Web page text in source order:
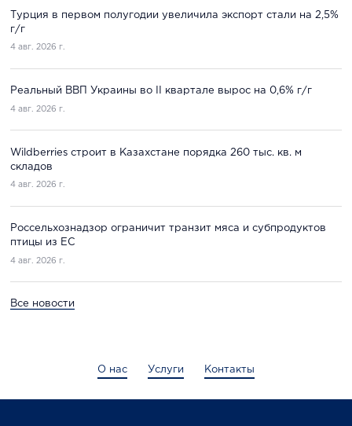
Турция в первом полугодии увеличила экспорт стали на 2,5%
г/г
4 авг. 2026 г.
Реальный ВВП Украины во II квартале вырос на 0,6% г/г
4 авг. 2026 г.
Wildberries строит в Казахстане порядка 260 тыс. кв. м
складов
4 авг. 2026 г.
Россельхознадзор ограничит транзит мяса и субпродуктов
птицы из ЕС
4 авг. 2026 г.
Все новости
О нас Услуги Контакты